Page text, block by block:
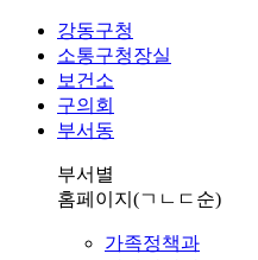
강동구청
소통구청장실
보건소
구의회
부서동
부서별
홈페이지 (ㄱㄴㄷ순)
가족정책과